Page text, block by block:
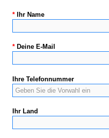
* Ihr Name
* Deine E-Mail
Ihre Telefonnummer
Ihr Land